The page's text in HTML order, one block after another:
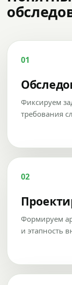
01
Фиксируем
требования
02
Формируем
и этапность